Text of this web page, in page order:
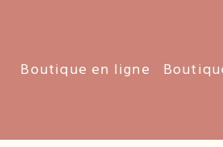
Boutique en ligne